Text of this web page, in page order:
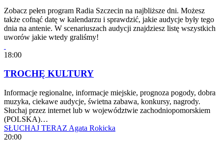
Zobacz pełen program Radia Szczecin na najbliższe dni. Możesz
także cofnąć datę w kalendarzu i sprawdzić, jakie audycje były tego
dnia na antenie. W scenariuszach audycji znajdziesz listę wszystkich
uworów jakie wtedy graliśmy!
18:00
TROCHĘ KULTURY
Informacje regionalne, informacje miejskie, prognoza pogody, dobra
muzyka, ciekawe audycje, świetna zabawa, konkursy, nagrody.
Słuchaj przez internet lub w województwie zachodniopomorskiem
(POLSKA)…
SŁUCHAJ TERAZ Agata Rokicka
20:00